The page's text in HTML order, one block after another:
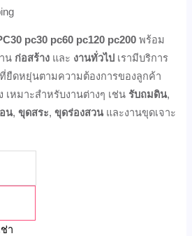
pc30 pc60 pc120 pc200พร้อม
น ก่อสร้าง และ งานทั่วไป เรามีบริการ
ยืดหยุ่นตามความต้องการของลูกค้า
หมาะสำหรับงานต่างๆ เช่นรับถมดิน,
น,ขุดสระ,ขุดร่องสวนและงานขุดเจาะ
า